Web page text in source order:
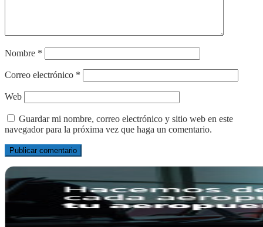
Nombre *
Correo electrónico *
Web
Guardar mi nombre, correo electrónico y sitio web en este
navegador para la próxima vez que haga un comentario.